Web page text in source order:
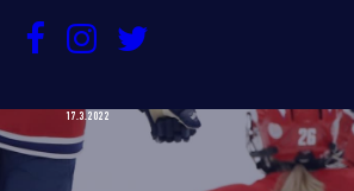
TOINEN PÄÄNAHKA
17.3.2022